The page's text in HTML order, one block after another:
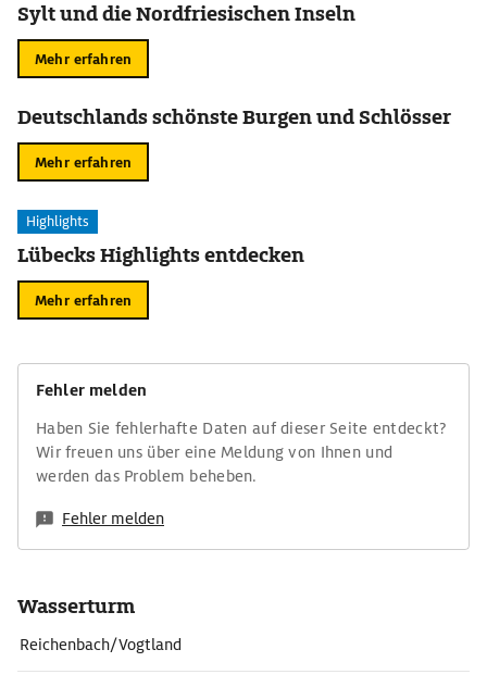
Sylt und die Nordfriesischen Inseln
Mehr erfahren
Deutschlands schönste Burgen und Schlösser
Mehr erfahren
Highlights
Lübecks Highlights entdecken
Mehr erfahren
Fehler melden
Haben Sie fehlerhafte Daten auf dieser Seite entdeckt?
Wir freuen uns über eine Meldung von Ihnen und
werden das Problem beheben.
Fehler melden
Wasserturm
Reichenbach/Vogtland